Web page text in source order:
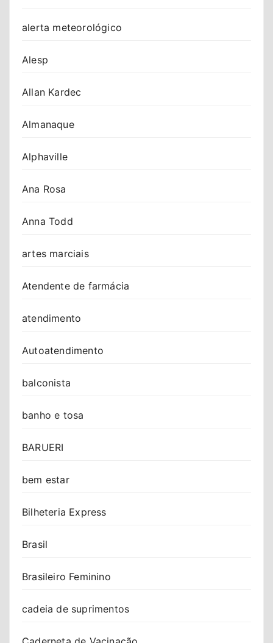
alerta meteorológico
Alesp
Allan Kardec
Almanaque
Alphaville
Ana Rosa
Anna Todd
artes marciais
Atendente de farmácia
atendimento
Autoatendimento
balconista
banho e tosa
BARUERI
bem estar
Bilheteria Express
Brasil
Brasileiro Feminino
cadeia de suprimentos